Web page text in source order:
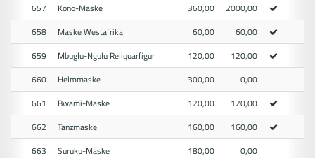
657
Kono-Maske 360,00
2000,00
658
Maske Westafrika 60,00
60,00
659
Mbuglu-Ngulu Reliquarfigur 120,00
120,00
660
Helmmaske 300,00
0,00
661
Bwami-Maske 120,00
120,00
662
Tanzmaske 160,00
160,00
663
Suruku-Maske 180,00
0,00